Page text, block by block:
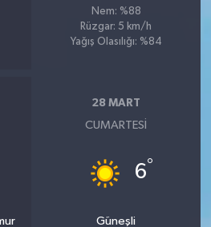
Nem: %88
Rüzgar: 5 km/h
Yağış Olasılığı: %84
28 MART
CUMARTESI
6°
Güneşli